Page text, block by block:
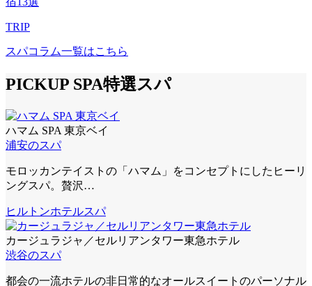
TRIP
スパコラム一覧はこちら
PICKUP SPA特選スパ
ハマム SPA 東京ベイ
浦安のスパ
モロッカンテイストの「ハマム」をコンセプトにしたヒーリ
ングスパ。贅沢…
ヒルトンホテルスパ
カージュラジャ／セルリアンタワー東急ホテル
渋谷のスパ
都会の一流ホテルの非日常的なオールスイートのパーソナル